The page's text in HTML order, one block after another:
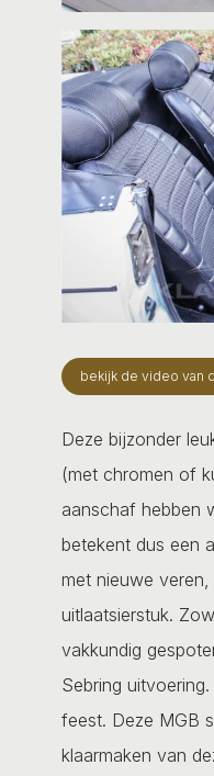
bekijk de video van
Deze bijzonder
(met chromen of
aanschaf hebben
betekent dus een
met nieuwe
uitlaatsierstuk.
vakkundig
Sebring
feest. Deze MGB
klaarmaken van